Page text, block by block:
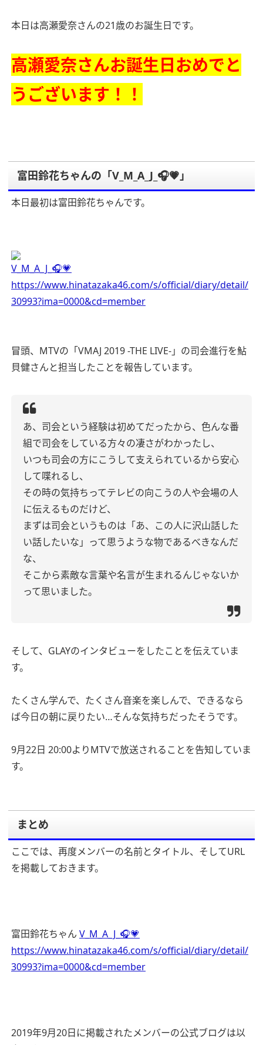
本日は高瀬愛奈さんの21歳のお誕生日です。
高瀬愛奈さんお誕生日おめでと
うございます！！
富田鈴花ちゃんの「V_M_A_J_🎧💗」
本日最初は富田鈴花ちゃんです。
V_M_A_J_🎧💗
https://www.hinatazaka46.com/s/official/diary/detail/
30993?ima=0000&cd=member
冒頭、MTVの「VMAJ 2019 -THE LIVE-」の司会進行を鮎
貝健さんと担当したことを報告しています。
あ、司会という経験は初めてだったから、色んな番
組で司会をしている方々の凄さがわかったし、
いつも司会の方にこうして支えられているから安心
して喋れるし、
その時の気持ちってテレビの向こうの人や会場の人
に伝えるものだけど、
まずは司会というものは「あ、この人に沢山話した
い話したいな」って思うような物であるべきなんだ
な、
そこから素敵な言葉や名言が生まれるんじゃないか
って思いました。
そして、GLAYのインタビューをしたことを伝えていま
す。
たくさん学んで、たくさん音楽を楽しんで、できるなら
ば今日の朝に戻りたい…そんな気持ちだったそうです。
9月22日 20:00よりMTVで放送されることを告知していま
す。
まとめ
ここでは、再度メンバーの名前とタイトル、そしてURL
を掲載しておきます。
富田鈴花ちゃん V_M_A_J_🎧💗
https://www.hinatazaka46.com/s/official/diary/detail/
30993?ima=0000&cd=member
2019年9月20日に掲載されたメンバーの公式ブログは以